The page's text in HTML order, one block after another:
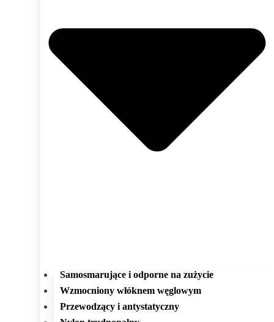
Samosmarujące i odporne na zużycie
Wzmocniony włóknem węglowym
Przewodzący i antystatyczny